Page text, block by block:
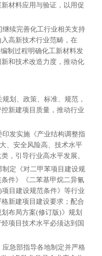
材料应用与验证，以用促
续完善化工行业相关支持
高新技术行业范畴，在
制过程明确化工新材料发
和技术改造力度，推动化
划、政策、标准、规范，
新建项目质量，推动行业
发实施《产业结构调整指
、安全风险高、技术水平
，引导行业高水平发展。
定《对二甲苯项目建设规
件》《二苯基甲烷二异氰
目建设规范条件》等行业
新建项目建设要求；配合
布局方案(修订版)》规划
项目技术水平必须达到国
急部指导各地制定并严格